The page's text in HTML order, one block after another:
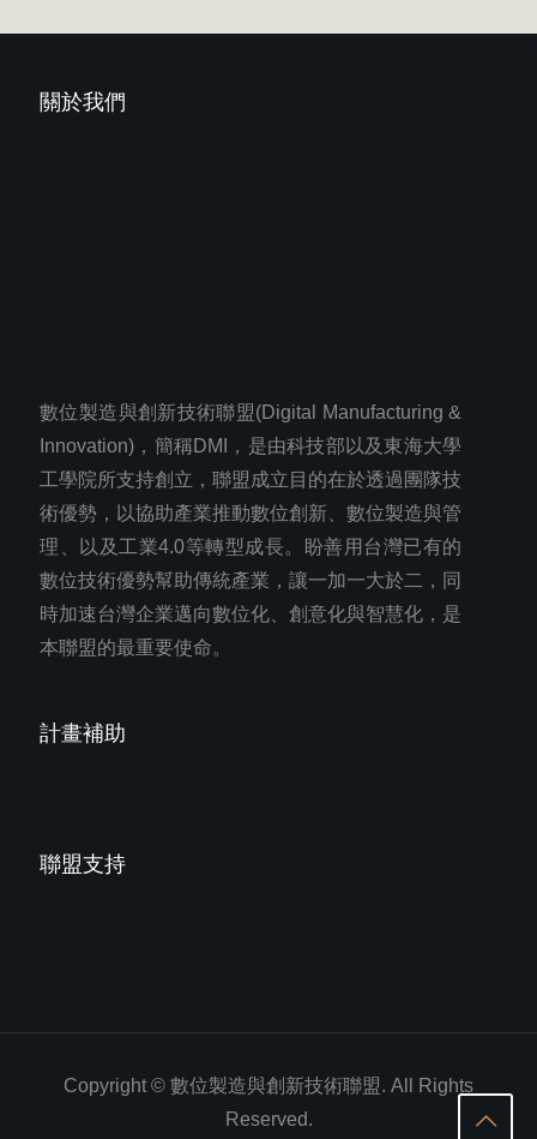
關於我們
數位製造與創新技術聯盟(Digital Manufacturing &
Innovation)，簡稱DMI，是由科技部以及東海大學
工學院所支持創立，聯盟成立目的在於透過團隊技
術優勢，以協助產業推動數位創新、數位製造與管
理、以及工業4.0等轉型成長。盼善用台灣已有的
數位技術優勢幫助傳統產業，讓一加一大於二，同
時加速台灣企業邁向數位化、創意化與智慧化，是
本聯盟的最重要使命。
計畫補助
聯盟支持
Copyright © 數位製造與創新技術聯盟. All Rights
Reserved.